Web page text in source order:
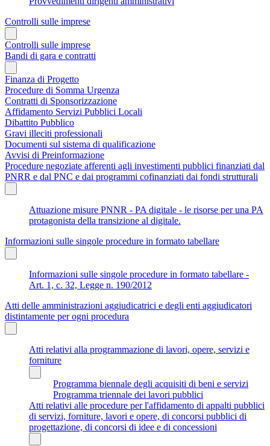
Controlli sulle imprese
Controlli sulle imprese
Bandi di gara e contratti
Finanza di Progetto
Procedure di Somma Urgenza
Contratti di Sponsorizzazione
Affidamento Servizi Pubblici Locali
Dibattito Pubblico
Gravi illeciti professionali
Documenti sul sistema di qualificazione
Avvisi di Preinformazione
Procedure negoziate afferenti agli investimenti pubblici finanziati dal
PNRR e dal PNC e dai programmi cofinanziati dai fondi strutturali
Attuazione misure PNNR - PA digitale - le risorse per una PA
protagonista della transizione al digitale.
Informazioni sulle singole procedure in formato tabellare
Informazioni sulle singole procedure in formato tabellare -
Art. 1, c. 32, Legge n. 190/2012
Atti delle amministrazioni aggiudicatrici e degli enti aggiudicatori
distintamente per ogni procedura
Atti relativi alla programmazione di lavori, opere, servizi e
forniture
Programma biennale degli acquisiti di beni e servizi
Programma triennale dei lavori pubblici
Atti relativi alle procedure per l'affidamento di appalti pubblici
di servizi, forniture, lavori e opere, di concorsi pubblici di
progettazione, di concorsi di idee e di concessioni